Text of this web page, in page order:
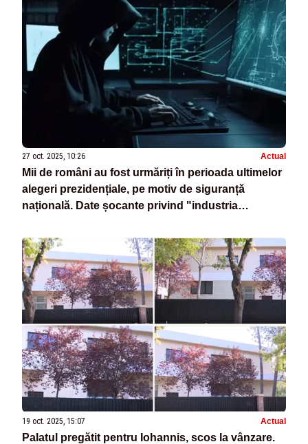
27 oct. 2025, 10:26 Actual
Mii de români au fost urmăriți în perioada ultimelor
alegeri prezidențiale, pe motiv de siguranță
națională. Date șocante privind "industria
19 oct. 2025, 15:07 Actual
Palatul pregătit pentru Iohannis, scos la vânzare.